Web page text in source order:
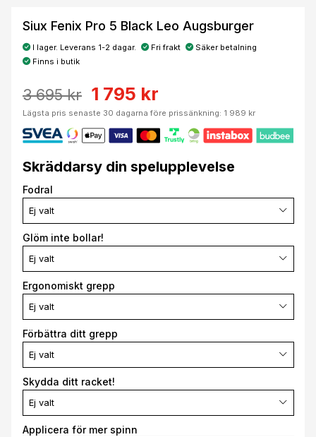
Siux Fenix Pro 5 Black Leo Augsburger
I lager. Leverans 1-2 dagar. Fri frakt
Säker betalning
Finns i butik
3 695 kr 1 795 kr
Lägsta pris senaste 30 dagarna före prissänkning: 1 989 kr
Skräddarsy din spelupplevelse
Fodral
Ej valt
Glöm inte bollar!
Ej valt
Ergonomiskt grepp
Ej valt
Förbättra ditt grepp
Ej valt
Skydda ditt racket!
Ej valt
Applicera för mer spinn